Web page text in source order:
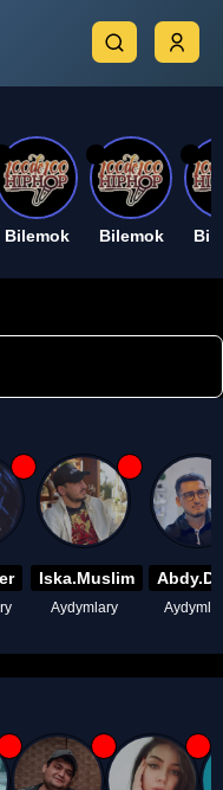
Bilemok Bilemok
Iska.Muslim
Aydymlary